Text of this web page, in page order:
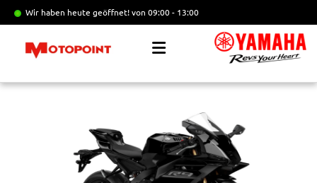
Wir haben heute geöffnet!von 09:00 - 13:00